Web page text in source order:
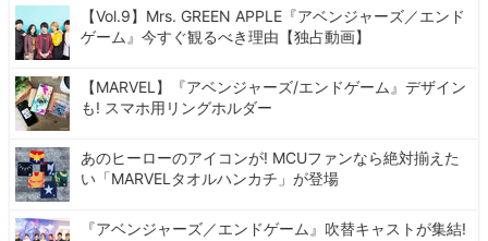
【Vol.9】Mrs. GREEN APPLE『アベンジャーズ／エンド
ゲーム』今すぐ観るべき理由【独占動画】
【MARVEL】『アベンジャーズ/エンドゲーム』デザイン
も! スマホ用リングホルダー
あのヒーローのアイコンが! MCUファンなら絶対揃えた
い「MARVELタオルハンカチ」が登場
『アベンジャーズ／エンドゲーム』吹替キャストが集結!